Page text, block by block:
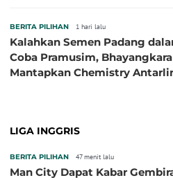
BERITA PILIHAN 1 hari lalu
Kalahkan Semen Padang
Coba Pramusim,
Mantapkan Chemistry
LIGA INGGRIS
BERITA PILIHAN 47 menit lalu
Man City Dapat Kabar